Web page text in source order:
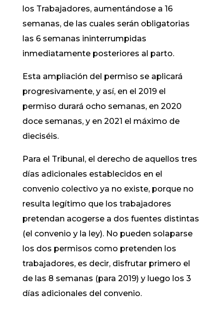
los Trabajadores, aumentándose a 16
semanas, de las cuales serán obligatorias
las 6 semanas ininterrumpidas
inmediatamente posteriores al parto.
Esta ampliación del permiso se aplicará
progresivamente, y así, en el 2019 el
permiso durará ocho semanas, en 2020
doce semanas, y en 2021 el máximo de
dieciséis.
Para el Tribunal, el derecho de aquellos tres
días adicionales establecidos en el
convenio colectivo ya no existe, porque no
resulta legítimo que los trabajadores
pretendan acogerse a dos fuentes distintas
(el convenio y la ley). No pueden solaparse
los dos permisos como pretenden los
trabajadores, es decir, disfrutar primero el
de las 8 semanas (para 2019) y luego los 3
días adicionales del convenio.